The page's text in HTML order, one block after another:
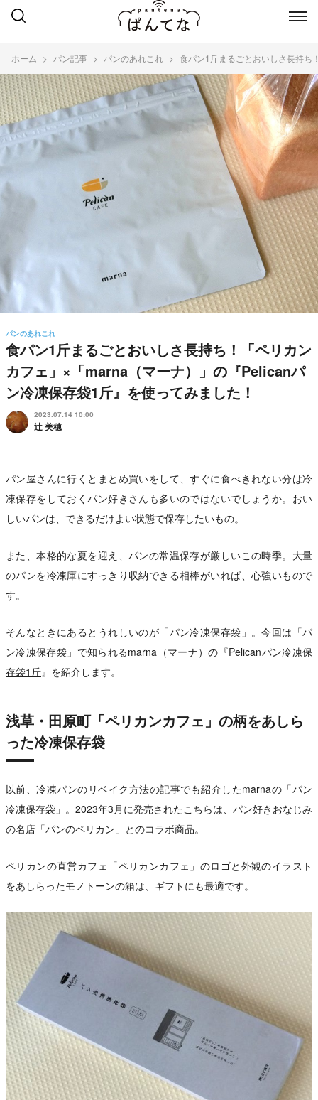
ホーム パン記事 パンのあれこれ 食パン1斤まるごとおいしさ長持ち
パンのあれこれ
食パン1斤まるごとおいしさ長持ち！「ペリカン
カフェ」×「marna（マーナ）」の『Pelicanパ
ン冷凍保存袋1斤』を使ってみました！
2023.07.14 10:00
辻 美穂
パン屋さんに行くとまとめ買いをして、すぐに食べきれない分は冷
凍保存をしておくパン好きさんも多いのではないでしょうか。おい
しいパンは、できるだけよい状態で保存したいもの。
また、本格的な夏を迎え、パンの常温保存が厳しいこの時季。大量
のパンを冷凍庫にすっきり収納できる相棒がいれば、心強いもので
す。
そんなときにあるとうれしいのが「パン冷凍保存袋」。今回は「パ
ン冷凍保存袋」で知られるmarna（マーナ）の『Pelicanパン冷凍保
存袋1斤』を紹介します。
浅草・田原町「ペリカンカフェ」の柄をあしら
った冷凍保存袋
以前、冷凍パンのリベイク方法の記事でも紹介したmarnaの「パン
冷凍保存袋」。2023年3月に発売されたこちらは、パン好きおなじみ
の名店「パンのペリカン」とのコラボ商品。
ペリカンの直営カフェ「ペリカンカフェ」のロゴと外観のイラスト
をあしらったモノトーンの箱は、ギフトにも最適です。